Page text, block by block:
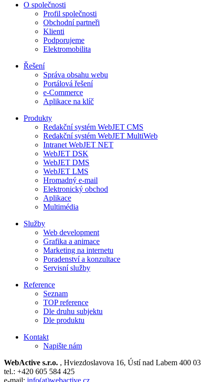
O společnosti
Profil společnosti
Obchodní partneři
Klienti
Podporujeme
Elektromobilita
Řešení
Správa obsahu webu
Portálová řešení
e-Commerce
Aplikace na klíč
Produkty
Redakční systém WebJET CMS
Redakční systém WebJET MultiWeb
Intranet WebJET NET
WebJET DSK
WebJET DMS
WebJET LMS
Hromadný e-mail
Elektronický obchod
Aplikace
Multimédia
Služby
Web development
Grafika a animace
Marketing na internetu
Poradenství a konzultace
Servisní služby
Reference
Seznam
TOP reference
Dle druhu subjektu
Dle produktu
Kontakt
Napište nám
WebActive s.r.o. , Hviezdoslavova 16, Ústí nad Labem 400 03
tel.: +420 605 584 425
e-mail: info(at)webactive.cz